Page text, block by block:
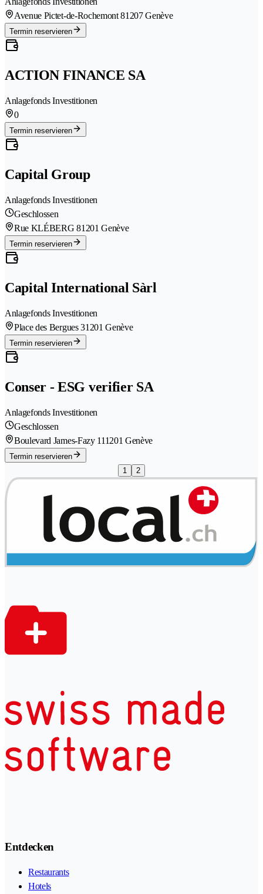
Avenue Pictet-de-Rochemont 81207 Genève
Termin reservieren
ACTION FINANCE SA
Anlagefonds Investitionen
0
Termin reservieren
Capital Group
Anlagefonds Investitionen
Geschlossen
Rue KLÉBERG 81201 Genève
Termin reservieren
Capital International Sàrl
Anlagefonds Investitionen
Place des Bergues 31201 Genève
Termin reservieren
Conser - ESG verifier SA
Anlagefonds Investitionen
Geschlossen
Boulevard James-Fazy 111201 Genève
Termin reservieren
1
2
Entdecken
Restaurants
Hotels